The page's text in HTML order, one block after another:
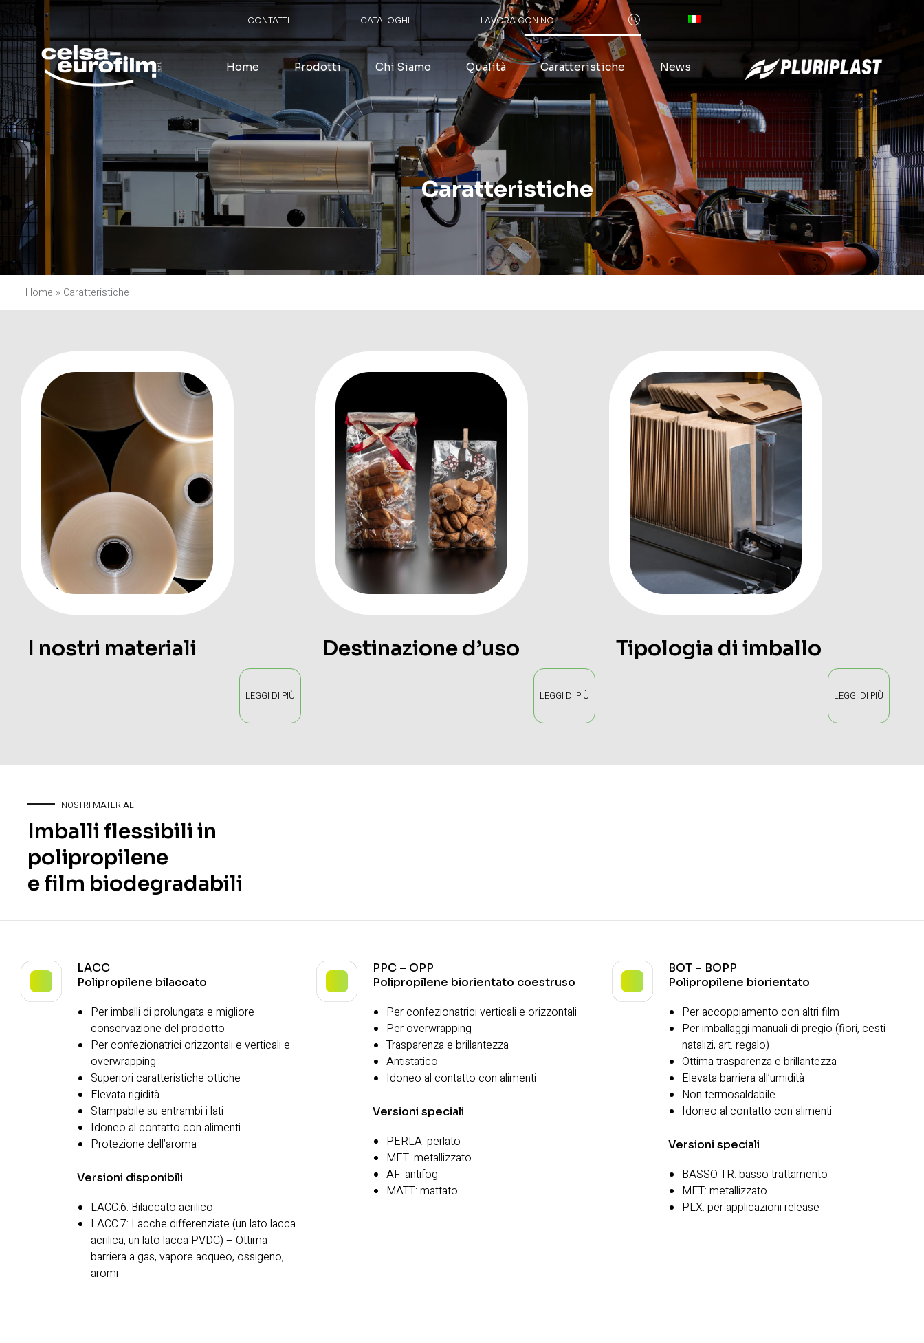
CONTATTI CATALOGHI LAVORA CON NOI Z
Home Prodotti Chi Siamo Qualità Caratteristiche News
Caratteristiche
Home » Caratteristiche
I nostri materiali
LEGGI DI PIÙ
Destinazione d’uso
LEGGI DI PIÙ
Tipologia di imballo
LEGGI DI PIÙ
I NOSTRI MATERIALI
Imballi flessibili in
polipropilene
e film biodegradabili
LACC
Polipropilene bilaccato
Per imballi di prolungata e migliore
conservazione del prodotto
Per confezionatrici orizzontali e verticali e
overwrapping
Superiori caratteristiche ottiche
Elevata rigidità
Stampabile su entrambi i lati
Idoneo al contatto con alimenti
Protezione dell’aroma
Versioni disponibili
LACC.6: Bilaccato acrilico
LACC.7: Lacche differenziate (un lato lacca
acrilica, un lato lacca PVDC) – Ottima
barriera a gas, vapore acqueo, ossigeno,
aromi
PPC – OPP
Polipropilene biorientato coestruso
Per confezionatrici verticali e orizzontali
Per overwrapping
Trasparenza e brillantezza
Antistatico
Idoneo al contatto con alimenti
Versioni speciali
PERLA: perlato
MET: metallizzato
AF: antifog
MATT: mattato
BOT – BOPP
Polipropilene biorientato
Per accoppiamento con altri film
Per imballaggi manuali di pregio (fiori, cesti
natalizi, art. regalo)
Ottima trasparenza e brillantezza
Elevata barriera all’umidità
Non termosaldabile
Idoneo al contatto con alimenti
Versioni speciali
BASSO TR: basso trattamento
MET: metallizzato
PLX: per applicazioni release